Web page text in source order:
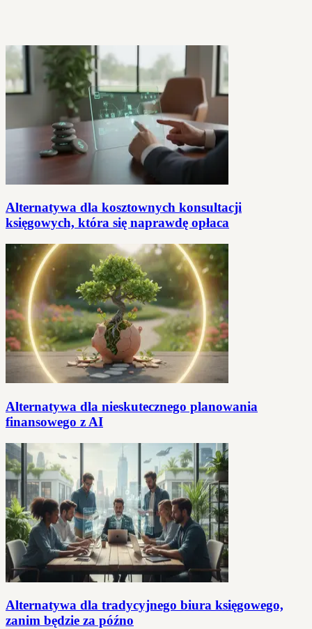
Alternatywa dla kosztownych konsultacji
księgowych, która się naprawdę opłaca
Alternatywa dla nieskutecznego planowania
finansowego z AI
Alternatywa dla tradycyjnego biura księgowego,
zanim będzie za późno